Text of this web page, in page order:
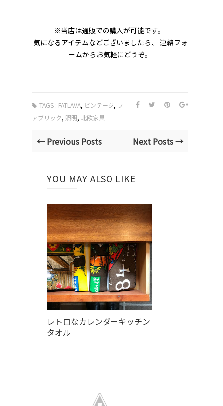
※当店は通販での購入が可能です。
気になるアイテムなどございましたら、 連絡フォ
ームからお気軽にどうぞ。
TAGS : FATLAVA, ビンテージ, フ
ァブリック, 照明, 北欧家具
← Previous Posts Next Posts →
YOU MAY ALSO LIKE
レトロなカレンダーキッチン
タオル